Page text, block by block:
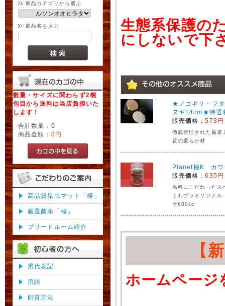
商品カテゴリから選ぶ
商品名を入力
数量・サイズに関わらず2梱
包目から送料は当店負担いた
します！
合計数量： 0
商品金額： 0円
高品質昆虫マット「極」
厳選菌糸「極」
ブリードルーム紹介
累代表記
用語
飼育方法
生態系保護の
にしないで下
★ノコギリ・フ
ヌギ14cm★特
販売価格：573円
徹底管理された厳選
質の柔らか材
Planet極K カワ
販売価格：635円
原料にこだわったス
くわプラオリジナ
ケ800cc
【
ホームページ